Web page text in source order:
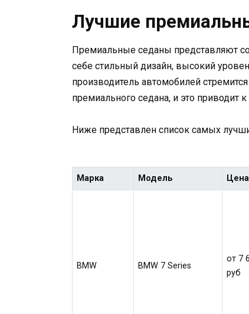
Лучшие
Премиальные седаны представляют
себе стильный дизайн, высокий
производитель автомобилей
премиального седана, и это
Ниже представлен список самых
Марка Модель Цена
BMW BMW 7 Series
от 7
руб